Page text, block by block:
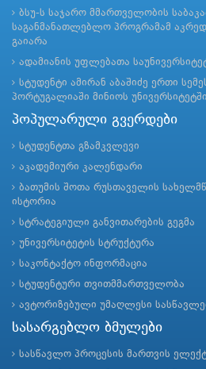
ბსუ-ს საჯარო მმართველობის
საგანმანათლებლო პროგრამამ
გაიარა
ადამიანის უფლებათა
სტუდენტი ამირან აბაშიძე ერთი
პორტუგალიაში მინიოს
პოპულარული გვერდები
სტუდენტთა გზამკვლევი
აკადემიური კალენდარი
ბათუმის შოთა რუსთაველის
ისტორია
სტრატეგიული განვითარების გეგმა
უნივერსიტეტის სტრუქტურა
საკონტაქტო ინფორმაცია
სტუდენტური თვითმმართველობა
ავტორიზებული უმაღლესი
სასარგებლო ბმულები
სასწავლო პროცესის მართვის